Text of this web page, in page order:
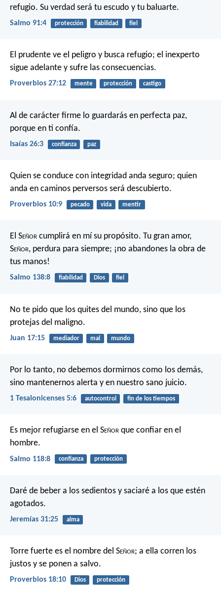
refugio. Su verdad será tu escudo y tu baluarte.
Salmo 91:4 protección fiabilidad fiel
El prudente ve el peligro y busca refugio; el inexperto
sigue adelante y sufre las consecuencias.
Proverbios 27:12 mente protección castigo
Al de carácter firme lo guardarás en perfecta paz,
porque en ti confía.
Isaías 26:3 confianza paz
Quien se conduce con integridad anda seguro; quien
anda en caminos perversos será descubierto.
Proverbios 10:9 pecado vida mentir
El Señor cumplirá en mí su propósito. Tu gran amor,
Señor, perdura para siempre; ¡no abandones la obra de
tus manos!
Salmo 138:8 fiabilidad Dios fiel
No te pido que los quites del mundo, sino que los
protejas del maligno.
Juan 17:15 mediador mal mundo
Por lo tanto, no debemos dormirnos como los demás,
sino mantenernos alerta y en nuestro sano juicio.
1 Tesalonicenses 5:6 autocontrol fin de los tiempos
Es mejor refugiarse en el Señor que confiar en el
hombre.
Salmo 118:8 confianza protección
Daré de beber a los sedientos y saciaré a los que estén
agotados.
Jeremías 31:25 alma
Torre fuerte es el nombre del Señor; a ella corren los
justos y se ponen a salvo.
Proverbios 18:10 Dios protección